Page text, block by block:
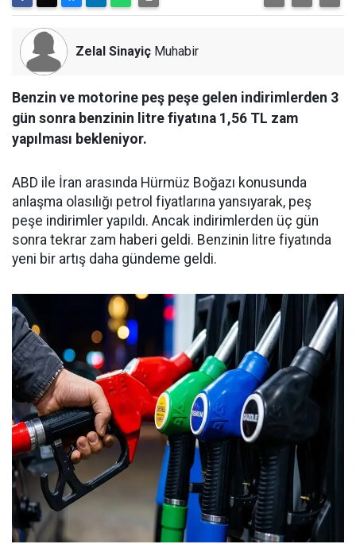
Zelal Sinayiç Muhabir
Benzin ve motorine peş peşe gelen indirimlerden 3
gün sonra benzinin litre fiyatına 1,56 TL zam
yapılması bekleniyor.
ABD ile İran arasında Hürmüz Boğazı konusunda
anlaşma olasılığı petrol fiyatlarına yansıyarak, peş
peşe indirimler yapıldı. Ancak indirimlerden üç gün
sonra tekrar zam haberi geldi. Benzinin litre fiyatında
yeni bir artış daha gündeme geldi.